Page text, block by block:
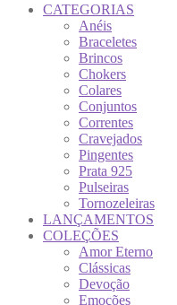
CATEGORIAS
Anéis
Braceletes
Brincos
Chokers
Colares
Conjuntos
Correntes
Cravejados
Pingentes
Prata 925
Pulseiras
Tornozeleiras
LANÇAMENTOS
COLEÇÕES
Amor Eterno
Clássicas
Devoção
Emoções